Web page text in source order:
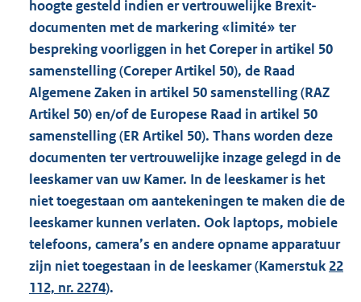
hoogte gesteld indien er vertrouwelijke Brexit-
documenten met de markering «limité» ter
bespreking voorliggen in het Coreper in artikel 50
samenstelling (Coreper Artikel 50), de Raad
Algemene Zaken in artikel 50 samenstelling (RAZ
Artikel 50) en/of de Europese Raad in artikel 50
samenstelling (ER Artikel 50). Thans worden deze
documenten ter vertrouwelijke inzage gelegd in de
leeskamer van uw Kamer. In de leeskamer is het
niet toegestaan om aantekeningen te maken die de
leeskamer kunnen verlaten. Ook laptops, mobiele
telefoons, camera’s en andere opname apparatuur
zijn niet toegestaan in de leeskamer (Kamerstuk 22
112, nr. 2274).